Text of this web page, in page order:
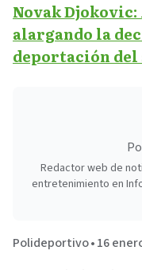
Novak
alargando la
deportación del
Redactor web de
entretenimiento en
Polideportivo•16